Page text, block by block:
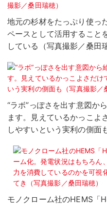
地元の杉材をたっぷり使っ
ペースとして活用すること
している（写真撮影／桑田
“ラボ”っぽさを出す意図か
ます。見えているかっこよ
しやすいという実利の側面
モノクローム社のHEMS「